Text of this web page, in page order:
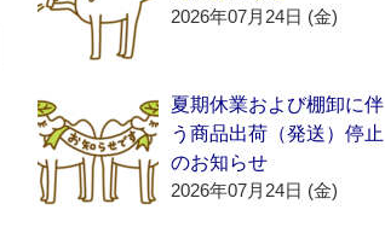
2026年07月24日 (金)
夏期休業および棚卸に伴
う商品出荷（発送）停止
のお知らせ
2026年07月24日 (金)